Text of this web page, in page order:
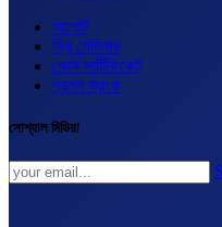
সাপোর্ট
ফ্রি সেমিনার
কোর্স সার্টিফিকেট
প্রশ্ন ব্যাংক
সোশ্যাল মিডিয়া